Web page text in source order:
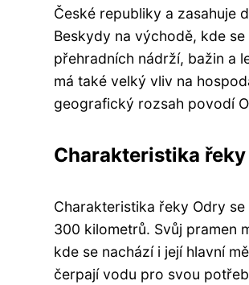
České republiky a zasahuje
Beskydy na východě, kde
přehradních nádrží, bažin a
má také velký vliv na
geografický rozsah povodí
Charakteristika
Charakteristika řeky Odry
300 kilometrů. Svůj pramen
kde se nachází i její hlavní
čerpají vodu pro svou